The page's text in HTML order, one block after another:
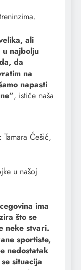
ali
najbolju
da
na
napasti
, ističe naša
Ćešić,
u našoj
ima
što se
neke stvari.
sportiste,
nedostatak
situacija